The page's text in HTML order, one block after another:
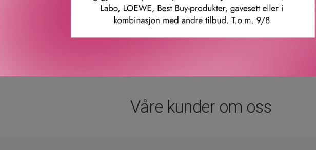
Origins’ produkter er skapt uten animalske ingredienser (med unntak av cruelty-free
beriket med vegetabilske formler som skjemmer bort huden din og vår planet.
Våre kunder om oss